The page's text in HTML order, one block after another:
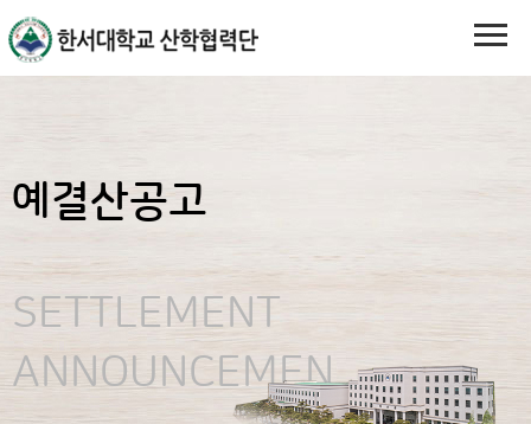
예결산공고
SETTLEMENT
ANNOUNCEMEN